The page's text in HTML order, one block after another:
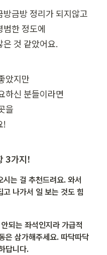
금방 정리가 되지않고
범한 정도에
것 같았어요.
았지만
하신 분들이라면
을
!
3가지!
는 걸 추천드려요. 와서
나가서 일 보는 것도 힘
되는 좌석인지라 가급적
은 삼가해주세요. 따닥따닥
답니다.